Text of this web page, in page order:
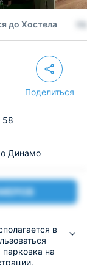
до Хостела
Поделиться
58
Динамо
в
на